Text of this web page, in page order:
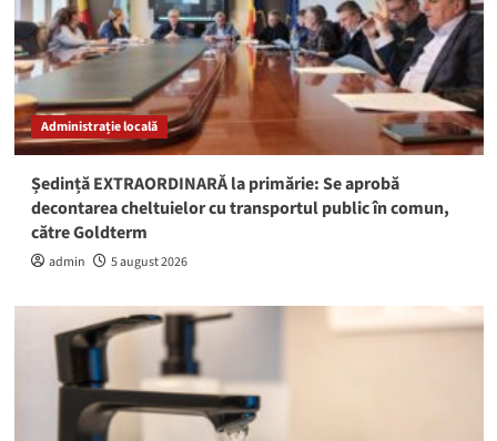
Administrație locală
Ședință EXTRAORDINARĂ la primărie: Se aprobă
decontarea cheltuielor cu transportul public în comun,
către Goldterm
admin 5 august 2026